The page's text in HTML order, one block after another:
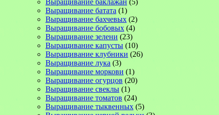
Выращивание баклажан (5)
Выращивание батата (1)
Выращивание бахчевых (2)
Выращивание бобовых (4)
Выращивание зелени (23)
Выращивание капусты (10)
Выращивание клубники (26)
Выращивание лука (3)
Выращивание моркови (1)
Выращивание огурцов (20)
Выращивание свеклы (1)
Выращивание томатов (24)
Выращивание тыквенных (5)